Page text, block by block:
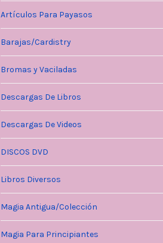
Artículos Para Payasos
Barajas/Cardistry
Bromas y Vaciladas
Descargas De Libros
Descargas De Videos
DISCOS DVD
Libros Diversos
Magia Antigua/Colección
Magia Para Principiantes